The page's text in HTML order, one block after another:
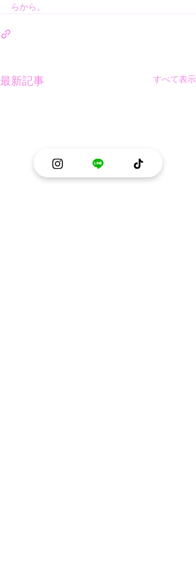
らから。
最新記事 すべて表示